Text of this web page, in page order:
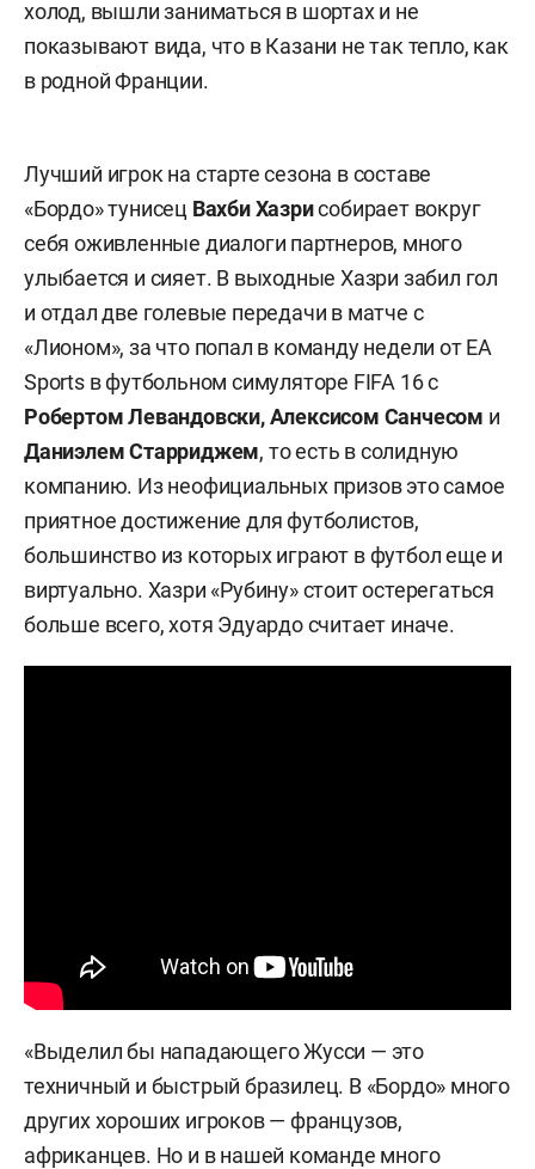
холод, вышли заниматься в шортах и не
показывают вида, что в Казани не так тепло, как
в родной Франции.
Лучший игрок на старте сезона в составе
«Бордо» тунисец Вахби Хазрисобирает вокруг
себя оживленные диалоги партнеров, много
улыбается и сияет. В выходные Хазри забил гол
и отдал две голевые передачи в матче с
«Лионом», за что попал в команду недели от EA
Sports в футбольном симуляторе FIFA 16 с
Робертом Левандовски, Алексисом Санчесом и
Даниэлем Старриджем, то есть в солидную
компанию. Из неофициальных призов это самое
приятное достижение для футболистов,
большинство из которых играют в футбол еще и
виртуально. Хазри «Рубину» стоит остерегаться
больше всего, хотя Эдуардо считает иначе.
«Выделил бы нападающего Жусси — это
техничный и быстрый бразилец. В «Бордо» много
других хороших игроков — французов,
африканцев. Но и в нашей команде много